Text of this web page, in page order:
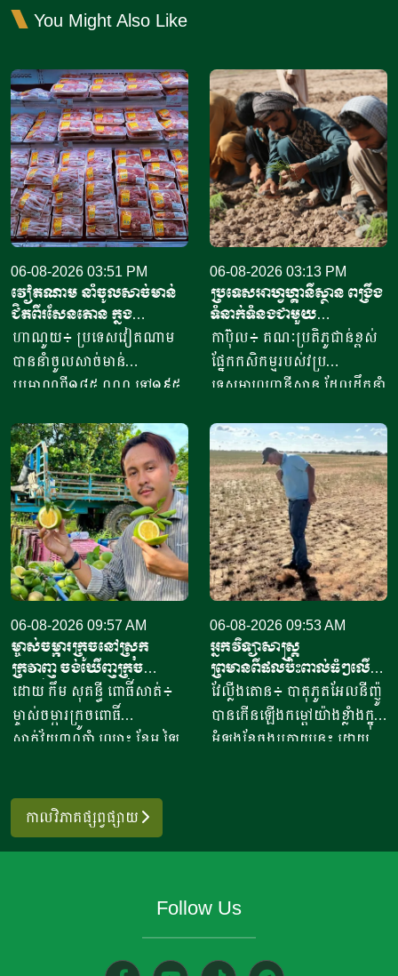
You Might Also Like
06-08-2026 03:51 PM
វៀតណាម នាំចូលសាច់មាន់
ជិតពីរសែនតោន ក្នុង
ឆមាសទី១ ដោយភាគច្រើននាំ
ចូលពីអាម៉េរិក
ហាណូយ៖ ប្រទេសវៀតណាម
បាននាំចូលសាច់មាន់
ប្រមាណពី១៨៥ ០០០ ទៅ១៩៥
ឆ្នាំ២០២៦នេះ ដោយក្នុងនោះការ
នាំចូលពីសហរដ្ឋអាម៉េរិក មាន
រហូតដល់ជិត៦២ភាគរយនៃ
បរិមាណនាំចូលសរុប។ ការនាំ
ចូលនេះ មានតម្លៃទឹកប្រាក់
ប្រមាណពី១៩០ ទៅ២០៥លាន
ដុល្លារ ខណៈពេលការនាំចូល
សាច់ និងគ្រឿងក្នុង បានកើន
ឡើងពី២៦ ទៅ៣៧,៦ភាគរយ
ប្រៀបធៀបនឹងរយៈពេលដូចគ្នា
កាលពីឆ្នាំ២០២៥។ សមាគម
បសុសត្វបានឱ្យដឹងថា ការកាត់
បន្ថយពន្ធគយក្រោមពាណិជ្ជកម្ម
សេរី បានបង្កើនសមត្ថភាពប្រកួត
ជាមុខទំនិញនាំចូលធំបំផុត ដែល
មានបរិមាណពី១៣០ ០០០
នាំចូលសរុប។ សាច់មាន់នាំចូល
ក្នុងតម្លៃថោកនេះ បានប្រកួត
ប្រជែងដោយផ្ទាល់ជាមួយសាច់
06-08-2026 03:13 PM
ប្រទេសអាហ្វហ្គានីស្ថាន ពង្រឹង
ទំនាក់ទំនងជាមួយ
ប្រទេសម៉ុលដូវ៉ា ដើម្បីជំរុញ
កិច្ចសហប្រតិបត្តិការផ្នែក
វិទ្យាសាស្ត្រ និងកសិកម្ម
កាប៊ុល៖ គណៈប្រតិភូជាន់ខ្ពស់
ផ្នែកកសិកម្មរបស់វប្រ
ទេសអាហ្វហ្គានីស្ថាន ដែលដឹកនាំ
អាហ្សាម អូសម៉ានី (Sadr Azam
Osmani) បានទៅបំពេញទស្សន
កិច្ចនៅប្រទេសម៉ុលដូវ៉ា ចាប់ពី
ថ្ងៃទី២ ដល់ទី៧ ខែសីហា
ឆ្នាំ២០២៦ ដើម្បីពង្រឹងកិច្ចសហ
ប្រតិបត្តិការរវាងប្រទេសទាំងពីរ
លើវិស័យស្រាវជ្រាវវិទ្យាសាស្ត្រ
បច្ចេកវិទ្យាកសិកម្មទំនើប និងការ
គ្រប់គ្រងសត្វល្អិតចង្រៃ។
មន្ត្រីអាហ្វហ្គានីស្ថានមានបំណង
ប្រើប្រាស់ជំនាញ និងបទ
ពិសោធន៍របស់អឺរ៉ុប ដើម្បីពង្រឹង
សមត្ថភាពស្រាវជ្រាវរបស់ខ្លួន
និងលើកកម្ពស់ការអភិវឌ្ឍ
ស្រាវជ្រាវវិទ្យាសាស្ត្រ ការការពារ
ដំណាំ ការគ្រប់គ្រងសត្វល្អិត
ចង្រៃ បច្ចេកវិទ្យាកសិកម្មទំនើប
06-08-2026 09:57 AM
ម្ចាស់ចម្ការក្រូចនៅស្រុក
ក្រវាញ ចង់ឃើញក្រូច
ពោធិ៍សាត់មានម៉ាកសម្គាល់
សមូហភាព
ដោយ កឹម សុគន្ធី ពោធិ៍សាត់៖
ម្ចាស់ចម្ការក្រូចពោធិ៍
សាត់វ័យ៣០ឆ្នាំ ឈ្មោះ ខែម ឡៃ
អះអាងថា ទីផ្សារក្រូចពោធិ៍សាត់
របស់កម្ពុជា នៅតែរក្សាបានស្ថិរ
ប្រទេស។ លោក ខែម ឡៃស៊ីម
06-08-2026 09:53 AM
អ្នកវិទ្យាសាស្ត្រ
ព្រមានពីផលប៉ះពាល់ធំៗលើ
ប្រទេសនូវែលសេឡង់ ទោះបី
មិនទាន់កើតឡើងក៏ដោយ
វែល្លីងតោន៖ បាតុភូតអែលនីញ៉ូ
បានកើនឡើងកម្ដៅយ៉ាងខ្លាំងក្នុង
អំឡុងខែចុងក្រោយនេះ ដោយ
កម្ដៅដ៏ខ្លាំងបំផុតមួយក្នុង
កាលវិភាគផ្សព្វផ្សាយ
Follow Us